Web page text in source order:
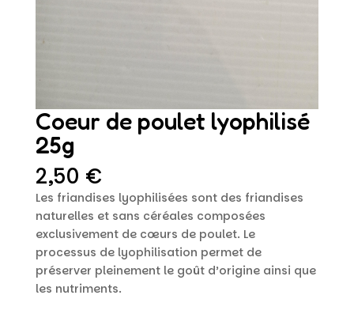
Coeur de poulet lyophilisé
25g
2,50 €
Les friandises lyophilisées sont des friandises
naturelles et sans céréales composées
exclusivement de cœurs de poulet. Le
processus de lyophilisation permet de
préserver pleinement le goût d’origine ainsi que
les nutriments.